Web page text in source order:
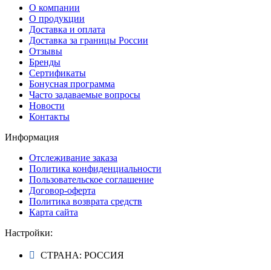
О компании
О продукции
Доставка и оплата
Доставка за границы России
Отзывы
Бренды
Сертификаты
Бонусная программа
Часто задаваемые вопросы
Новости
Контакты
Информация
Отслеживание заказа
Политика конфиденциальности
Пользовательское соглашение
Договор-оферта
Политика возврата средств
Карта сайта
Настройки:
СТРАНА: РОССИЯ